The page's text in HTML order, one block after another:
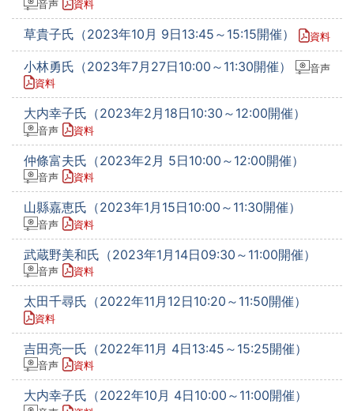
音声 資料
草貴子氏（2023年10月 9日13:45～15:15開催） 資料
小林勇氏（2023年7月27日10:00～11:30開催）
音声
資料
大内幸子氏（2023年2月18日10:30～12:00開催）
音声 資料
仲條富夫氏（2023年2月 5日10:00～12:00開催）
音声 資料
山縣嘉恵氏（2023年1月15日10:00～11:30開催）
音声 資料
武蔵野美和氏（2023年1月14日09:30～11:00開催）
音声 資料
太田千尋氏（2022年11月12日10:20～11:50開催）
資料
吉田亮一氏（2022年11月 4日13:45～15:25開催）
音声 資料
大内幸子氏（2022年10月 4日10:00～11:00開催）